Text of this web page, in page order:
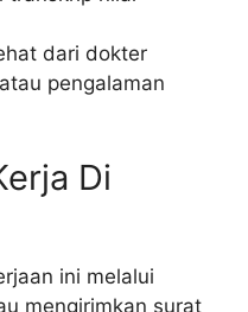
dari dokter
pengalaman
Di
ini melalui
mengirimkan surat